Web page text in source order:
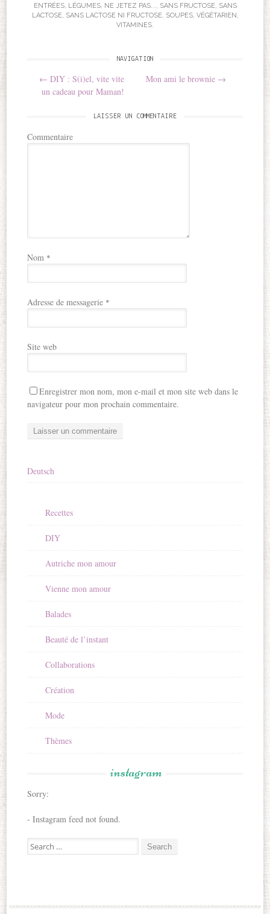
ENTRÉES, LÉGUMES, NE JETEZ PAS..., SANS FRUCTOSE, SANS
LACTOSE, SANS LACTOSE NI FRUCTOSE, SOUPES, VÉGÉTARIEN ,
VITAMINES.
Post navigation
NAVIGATION
← DIY : S(i)el, vite vite
un cadeau pour Maman!
Mon ami le brownie →
LAISSER UN COMMENTAIRE
Commentaire
Nom *
Adresse de messagerie *
Site web
Enregistrer mon nom, mon e-mail et mon site web dans le
navigateur pour mon prochain commentaire.
Deutsch
Recettes
DIY
Autriche mon amour
Vienne mon amour
Balades
Beauté de l’instant
Collaborations
Création
Mode
Thèmes
instagram
Sorry:
- Instagram feed not found.
Search for: